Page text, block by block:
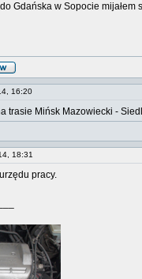
Gdańska w Sopocie
16:20
trasie Mińsk Mazowiecki -
18:31
pracy.